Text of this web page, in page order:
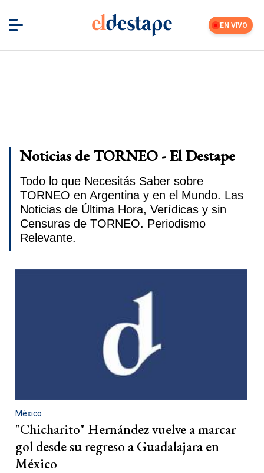
EN VIVO
Noticias de TORNEO - El Destape
Todo lo que Necesitás Saber sobre
TORNEO en Argentina y en el Mundo. Las
Noticias de Última Hora, Verídicas y sin
Censuras de TORNEO. Periodismo
Relevante.
México
"Chicharito" Hernández vuelve a marcar
gol desde su regreso a Guadalajara en
México